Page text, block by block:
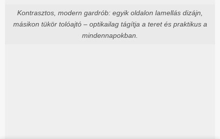
Kontrasztos, modern gardrób: egyik oldalon lamellás dizájn,
másikon tükör tolóajtó – optikailag tágítja a teret és praktikus a
mindennapokban.